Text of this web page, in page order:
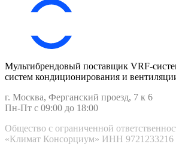
Мультибрендовый поставщик VRF-
систем кондиционирования и
г. Москва, Ферганский проезд, 7 к 6
Пн-Пт с 09:00 до 18:00
Общество с ограниченной
«Климат Консорциум» ИНН 9721233216